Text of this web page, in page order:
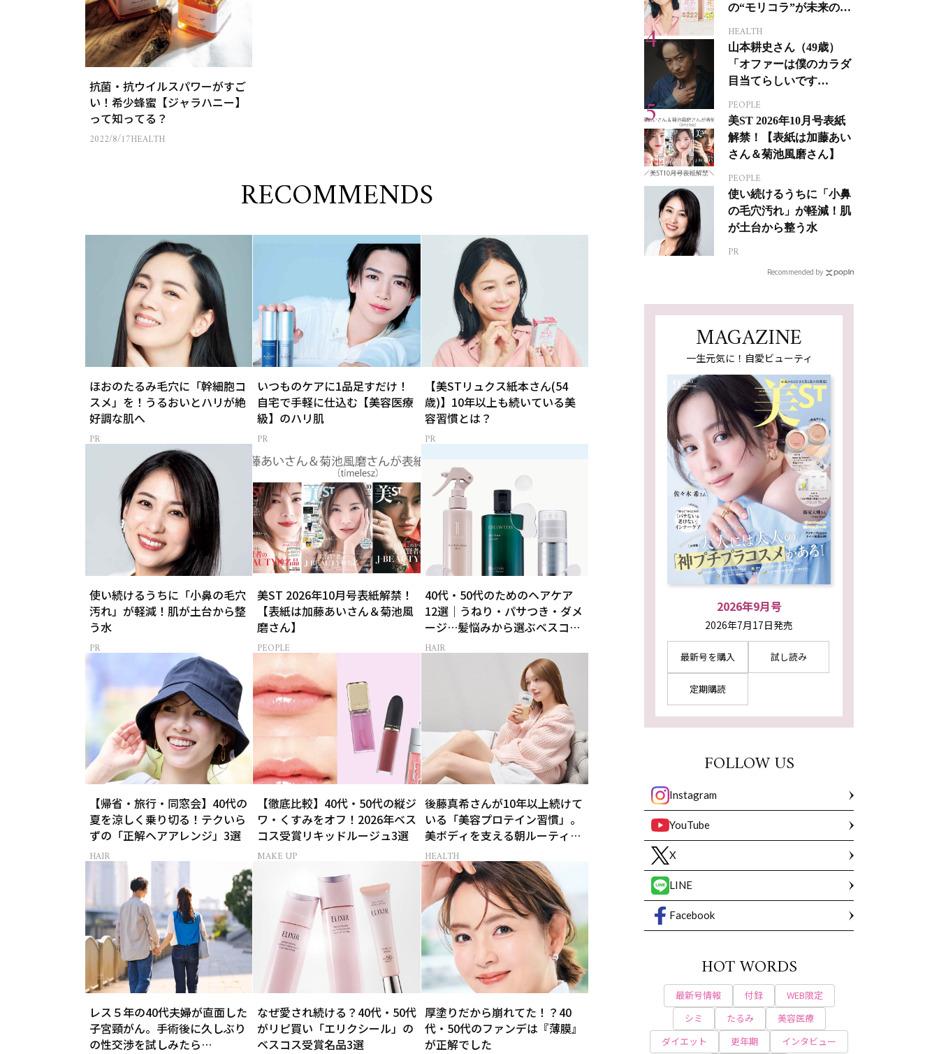
抗菌・抗ウイルスパワーがすご
い！希少蜂蜜【ジャラハニー】
って知ってる？
2022/8/17HEALTH
RECOMMENDS
ほおのたるみ毛穴に「幹細胞コ
スメ」を！うるおいとハリが絶
好調な肌へ
いつものケアに1品足すだけ！
自宅で手軽に仕込む【美容医療
級】のハリ肌
【美STリュクス紙本さん(54
歳)】10年以上も続いている美
容習慣とは？
使い続けるうちに「小鼻の毛穴
汚れ」が軽減！肌が土台から整
う水
美ST 2026年10月号表紙解禁！
【表紙は加藤あいさん＆菊池風
磨さん】
PEOPLE
40代・50代のためのヘアケア
12選｜うねり・パサつき・ダメ
ージ…髪悩みから選ぶベスコス
受賞コスメ
HAIR
【帰省・旅行・同窓会】40代の
夏を涼しく乗り切る！テクいら
ずの「正解ヘアアレンジ」3選
HAIR
【徹底比較】40代・50代の縦ジ
ワ・くすみをオフ！2026年ベス
コス受賞リキッドルージュ3選
MAKE UP
後藤真希さんが10年以上続けて
いる「美容プロテイン習慣」。
美ボディを支える朝ルーティン
とは？
HEALTH
レス５年の40代夫婦が直面した
子宮頸がん。手術後に久しぶり
の性交渉を試しみたら…
なぜ愛され続ける？40代・50代
がリピ買い「エリクシール」の
ベスコス受賞名品3選
厚塗りだから崩れてた！？40
代・50代のファンデは『薄膜』
が正解でした
の“モリコラ”が未来のキ
HEALTH
山本耕史さん（49歳）
「オファーは僕のカラダ
目当てらしいです
ジカルへの挑戦
PEOPLE
美ST 2026年10月号表紙
解禁！【表紙は加藤あい
さん＆菊池風磨さん】
PEOPLE
使い続けるうちに「小鼻
の毛穴汚れ」が軽減！肌
が土台から整う水
PR
Recommended by
MAGAZINE
一生元気に！自愛ビューティ
2026年9月号
2026年7月17日発売
最新号を購入 試し読み
定期購読
FOLLOW US
Instagram
YouTube
X
LINE
Facebook
HOT WORDS
最新号情報 付録
WEB限定
シミ
たるみ
美容医療
ダイエット
更年期
インタビュー